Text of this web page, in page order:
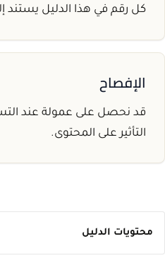
كل رقم في هذا الدليل
الإفصاح
قد نحصل على عمولة عند
التأثير على المحتوى.
محتويات الدليل